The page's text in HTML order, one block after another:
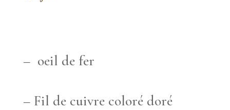
– oeil de fer
– Fil de cuivre coloré doré